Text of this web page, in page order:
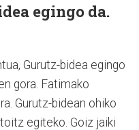
egingo da.
Gurutz-bidea egingo
gora. Fatimako
Gurutz-bidean ohiko
egiteko. Goiz jaiki